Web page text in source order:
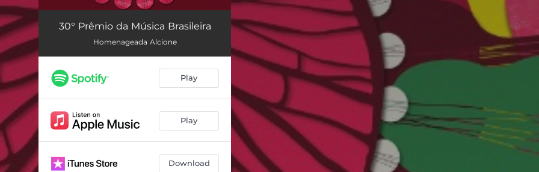
Garoto Maroto (Ao Vivo) 03:58
Agolonã (Ao Vivo)
O Meu Amor (Ao Vivo) 04:06
Estranha Loucura (Ao Vivo) 02:28
Um Ser de Luz (Ao Vivo) 04:01
Gostoso Veneno (Ao Vivo) 03:01
30° Prêmio da Música Brasileira
Homenageada Alcione
Play
Play
Download